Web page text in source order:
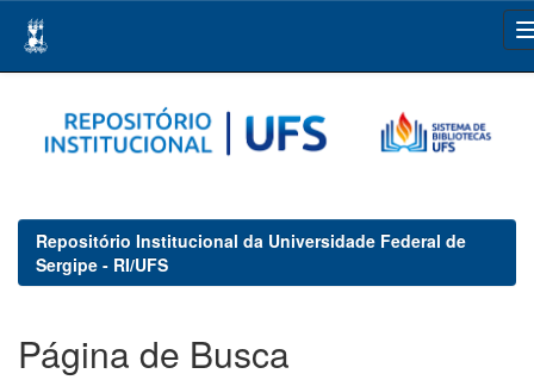
navigation
Repositório Institucional da Universidade Federal de
Sergipe - RI/UFS
Página de Busca